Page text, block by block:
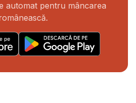
automat pentru mâncarea